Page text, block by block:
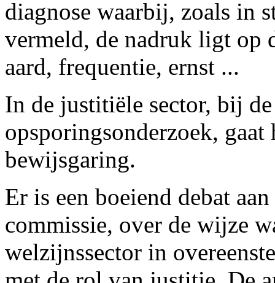
diagnose waarbij, zoals in
vermeld, de nadruk ligt op
aard, frequentie, ernst ...
In de justitiële sector, bij
opsporingsonderzoek, gaat
bewijsgaring.
Er is een boeiend debat
commissie, over de wijze
welzijnssector in